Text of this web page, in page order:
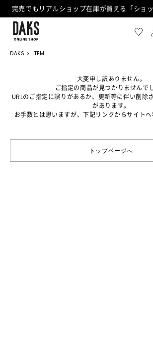
DAKS ITEM
大変申し訳ありません。
ご指定の商品が見つかりませんで
URLのご指定に誤りがあるか、更新等に伴い削除
があります。
お手数とは思いますが、下記リンクからサイトへ
トップページへ